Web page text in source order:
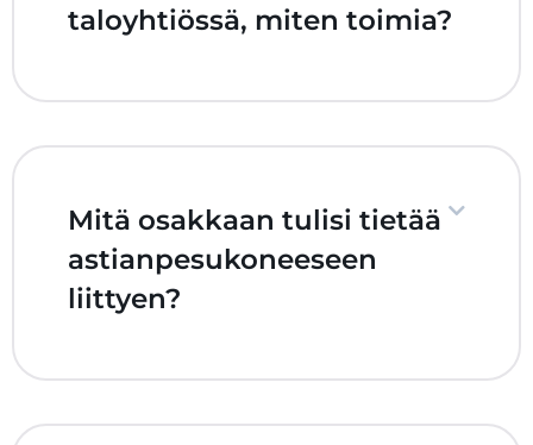
taloyhtiössä, miten toimia?
Mitä osakkaan tulisi tietää
astianpesukoneeseen
liittyen?